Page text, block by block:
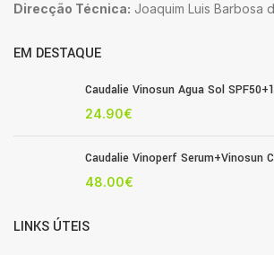
Direcção Técnica: Joaquim Luis Barbosa
EM DESTAQUE
Caudalie Vinosun Agua Sol
24.90€
Caudalie Vinoperf Serum+Vinosun
48.00€
LINKS ÚTEIS